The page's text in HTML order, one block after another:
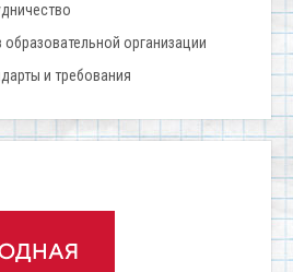
образовательной организации
и требования